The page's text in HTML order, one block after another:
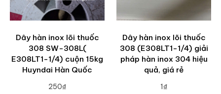
Dây hàn inox lõi thuốc
308 SW-308L(
E308LT1-1/4) cuộn 15kg
Huyndai Hàn Quốc
250₫
Dây hàn inox lõi thuốc
308 (E308LT1-1/4) giải
pháp hàn inox 304 hiệu
quả, giá rẻ
1₫